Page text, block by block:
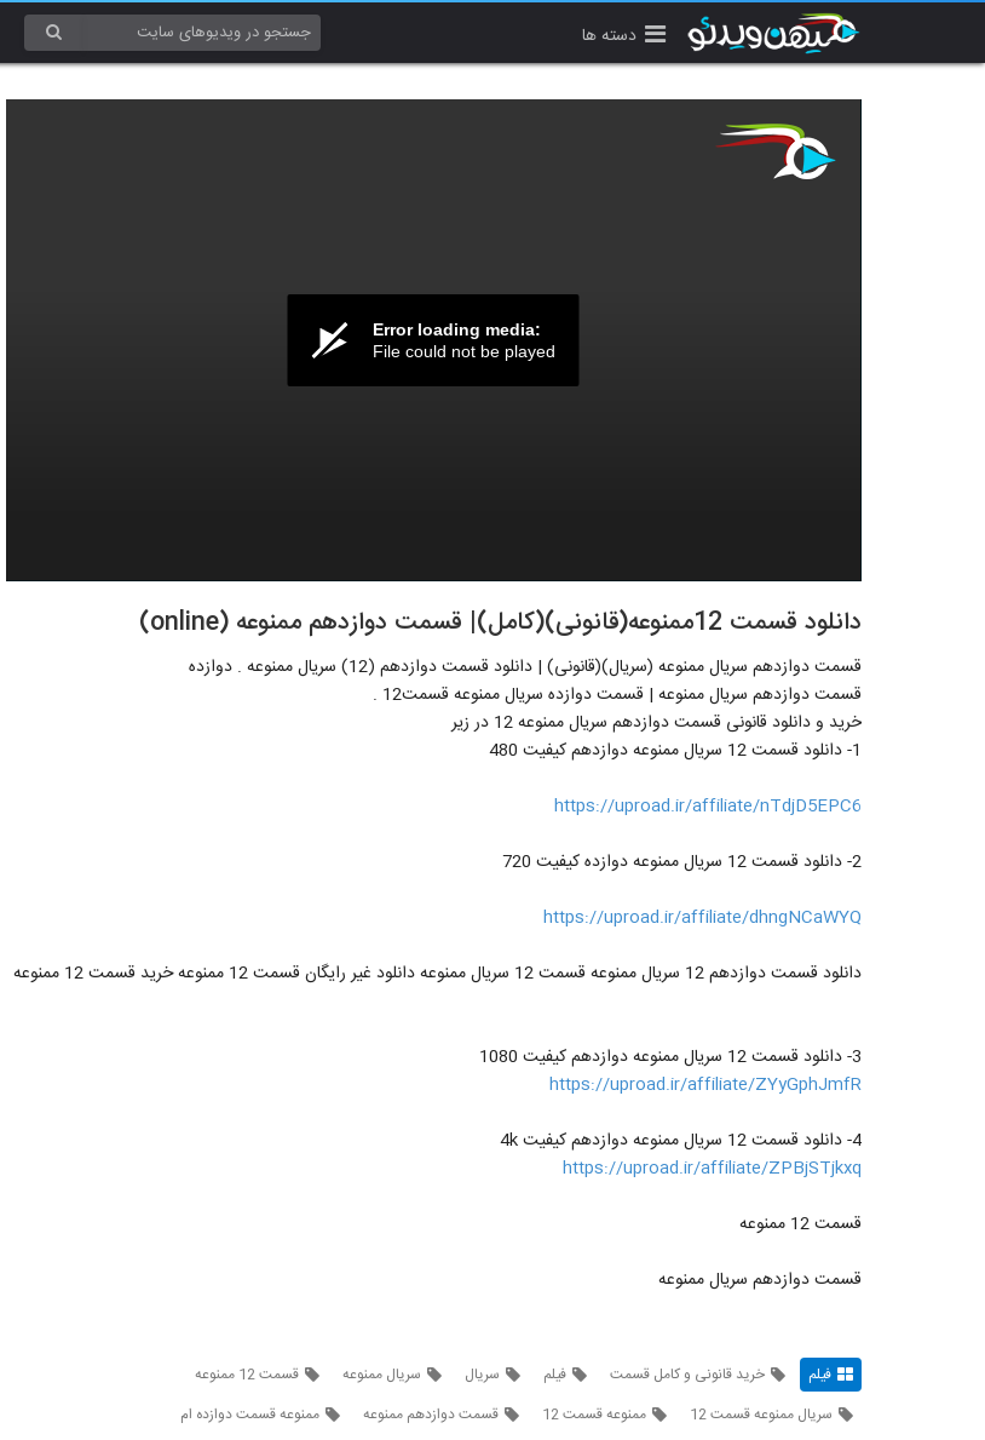
دسته ها
Error loading media:
File could not be played
دانلود قسمت 12ممنوعه(قانونی)(کامل)| قسمت دوازدهم ممنوعه (online)
قسمت دوازدهم سریال ممنوعه (سریال)(قانونی) | دانلود قسمت دوازدهم (12) سریال ممنوعه . دوازده
قسمت دوازدهم سریال ممنوعه | قسمت دوازده سریال ممنوعه قسمت12 .
خرید و دانلود قانونی قسمت دوازدهم سریال ممنوعه 12 در زیر
1- دانلود قسمت 12 سریال ممنوعه دوازدهم کیفیت 480
https://uproad.ir/affiliate/nTdjD5EPC6
2- دانلود قسمت 12 سریال ممنوعه دوازده کیفیت 720
https://uproad.ir/affiliate/dhngNCaWYQ
دانلود قسمت دوازدهم 12 سریال ممنوعه قسمت 12 سریال ممنوعه دانلود غیر رایگان قسمت 12 ممنوعه خرید قسمت 12 ممنوعه
3- دانلود قسمت 12 سریال ممنوعه دوازدهم کیفیت 1080
https://uproad.ir/affiliate/ZYyGphJmfR
4- دانلود قسمت 12 سریال ممنوعه دوازدهم کیفیت 4k
https://uproad.ir/affiliate/ZPBjSTjkxq
قسمت 12 ممنوعه
قسمت دوازدهم سریال ممنوعه
فیلم خرید قانونی و کامل قسمت فیلم سریال سریال ممنوعه
قسمت 12 ممنوعه
سریال ممنوعه قسمت 12
ممنوعه قسمت 12 قسمت دوازدهم ممنوعه
ممنوعه قسمت دوازده ام